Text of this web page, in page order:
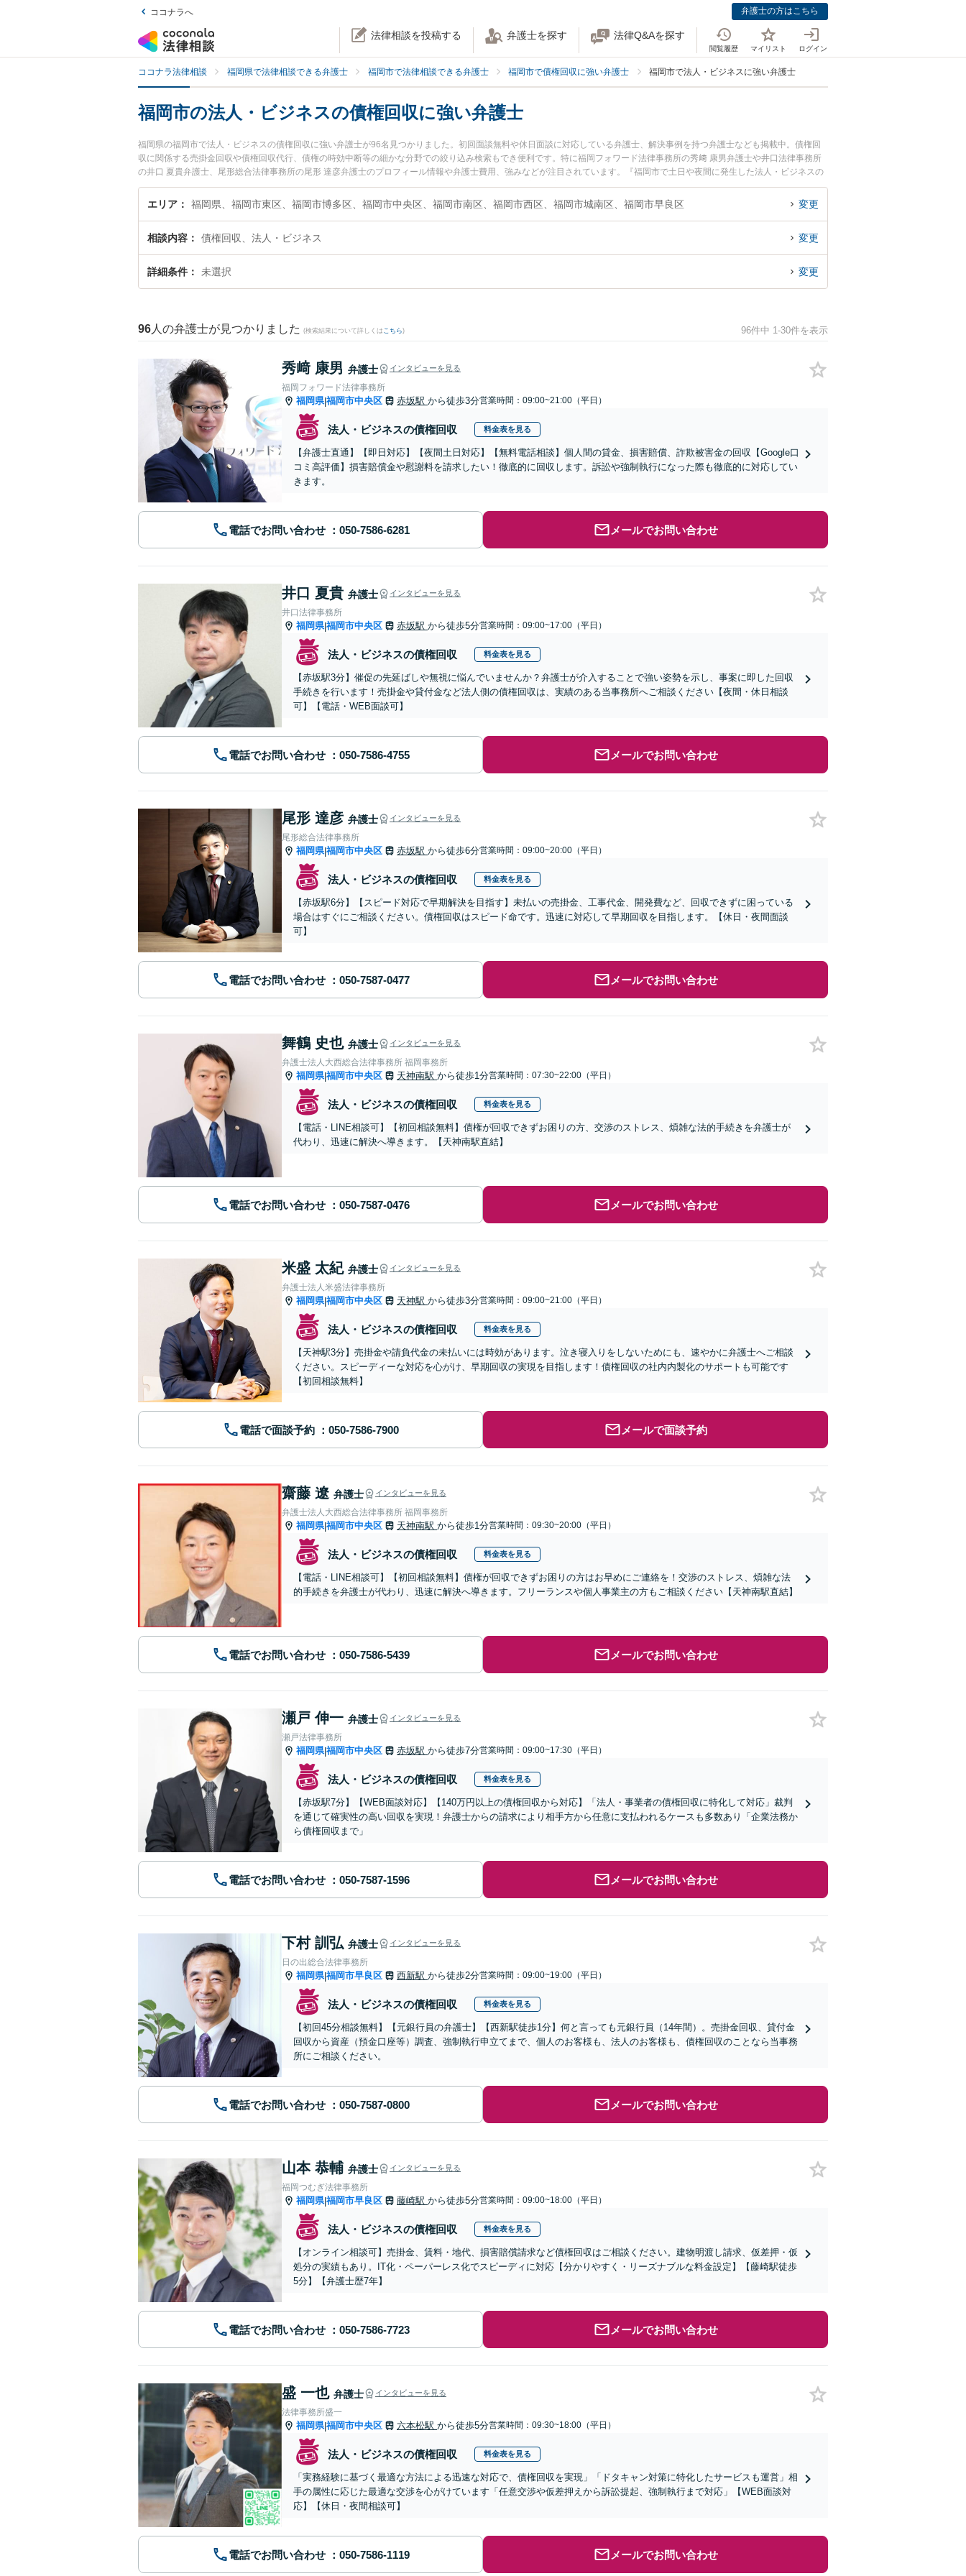
ココナラへ 弁護士の方はこちら
法律相談を投稿する 弁護士を探す 法律Q&Aを探す
閲覧履歴 マイリスト ログイン
ココナラ法律相談 福岡県で法律相談できる弁護士 福岡市で法律相談できる弁護士 福岡市で債権回収に強い弁護士 福岡市で法人・ビジネスに強い弁護士
福岡市の法人・ビジネスの債権回収に強い弁護士
福岡県の福岡市で法人・ビジネスの債権回収に強い弁護士が96名見つかりました。初回面談無料や休日面談に対応している弁護士、解決事例を持つ弁護士なども掲載中。債権回
収に関係する売掛金回収や債権回収代行、債権の時効中断等の細かな分野での絞り込み検索もでき便利です。特に福岡フォワード法律事務所の秀﨑 康男弁護士や井口法律事務所
の井口 夏貴弁護士、尾形総合法律事務所の尾形 達彦弁護士のプロフィール情報や弁護士費用、強みなどが注目されています。『福岡市で土日や夜間に発生した法人・ビジネスの
債権回収のトラブルを今すぐに弁護士に相談したい』『法人・ビジネスの債権回収のトラブル解決の実績豊富な近くの弁護士を検索したい』『初回相談無料で法人・ビジネスの債
権回収を法律相談できる福岡市内の弁護士に相談予約したい』などでお困りの相談者さんにおすすめです。
エリア 福岡県、福岡市東区、福岡市博多区、福岡市中央区、福岡市南区、福岡市西区、福岡市城南区、福岡市早良区 変更
相談内容 債権回収、法人・ビジネス 変更
詳細条件 未選択 変更
96 人の弁護士が見つかりました (検索結果について詳しくは こちら) 96件中 1-30件を表示
秀﨑 康男 弁護士 インタビューを見る
福岡フォワード法律事務所
福岡県|福岡市中央区 赤坂駅 から徒歩3分営業時間：09:00~21:00（平日）
法人・ビジネスの債権回収 料金表を見る
【弁護士直通】【即日対応】【夜間土日対応】【無料電話相談】個人間の貸金、損害賠償、詐欺被害金の回収【Google口
コミ高評価】損害賠償金や慰謝料を請求したい！徹底的に回収します。訴訟や強制執行になった際も徹底的に対応してい
きます。
電話でお問い合わせ メールでお問い合わせ
井口 夏貴 弁護士 インタビューを見る
井口法律事務所
福岡県|福岡市中央区 赤坂駅 から徒歩5分営業時間：09:00~17:00（平日）
法人・ビジネスの債権回収 料金表を見る
【赤坂駅3分】催促の先延ばしや無視に悩んでいませんか？弁護士が介入することで強い姿勢を示し、事案に即した回収
手続きを行います！売掛金や貸付金など法人側の債権回収は、実績のある当事務所へご相談ください【夜間・休日相談
可】【電話・WEB面談可】
電話でお問い合わせ メールでお問い合わせ
尾形 達彦 弁護士 インタビューを見る
尾形総合法律事務所
福岡県|福岡市中央区 赤坂駅 から徒歩6分営業時間：09:00~20:00（平日）
法人・ビジネスの債権回収 料金表を見る
【赤坂駅6分】【スピード対応で早期解決を目指す】未払いの売掛金、工事代金、開発費など、回収できずに困っている
場合はすぐにご相談ください。債権回収はスピード命です。迅速に対応して早期回収を目指します。【休日・夜間面談
可】
電話でお問い合わせ メールでお問い合わせ
舞鶴 史也 弁護士 インタビューを見る
弁護士法人大西総合法律事務所 福岡事務所
福岡県|福岡市中央区 天神南駅 から徒歩1分営業時間：07:30~22:00（平日）
法人・ビジネスの債権回収 料金表を見る
【電話・LINE相談可】【初回相談無料】債権が回収できずお困りの方、交渉のストレス、煩雑な法的手続きを弁護士が
代わり、迅速に解決へ導きます。【天神南駅直結】
電話でお問い合わせ メールでお問い合わせ
米盛 太紀 弁護士 インタビューを見る
弁護士法人米盛法律事務所
福岡県|福岡市中央区 天神駅 から徒歩3分営業時間：09:00~21:00（平日）
法人・ビジネスの債権回収 料金表を見る
【天神駅3分】売掛金や請負代金の未払いには時効があります。泣き寝入りをしないためにも、速やかに弁護士へご相談
ください。スピーディーな対応を心がけ、早期回収の実現を目指します！債権回収の社内内製化のサポートも可能です
【初回相談無料】
電話で面談予約 メールで面談予約
齋藤 遼 弁護士 インタビューを見る
弁護士法人大西総合法律事務所 福岡事務所
福岡県|福岡市中央区 天神南駅 から徒歩1分営業時間：09:30~20:00（平日）
法人・ビジネスの債権回収 料金表を見る
【電話・LINE相談可】【初回相談無料】債権が回収できずお困りの方はお早めにご連絡を！交渉のストレス、煩雑な法
的手続きを弁護士が代わり、迅速に解決へ導きます。フリーランスや個人事業主の方もご相談ください【天神南駅直結】
電話でお問い合わせ メールでお問い合わせ
瀬戸 伸一 弁護士 インタビューを見る
瀬戸法律事務所
福岡県|福岡市中央区 赤坂駅 から徒歩7分営業時間：09:00~17:30（平日）
法人・ビジネスの債権回収 料金表を見る
【赤坂駅7分】【WEB面談対応】【140万円以上の債権回収から対応】「法人・事業者の債権回収に特化して対応」裁判
を通じて確実性の高い回収を実現！弁護士からの請求により相手方から任意に支払われるケースも多数あり「企業法務か
ら債権回収まで」
電話でお問い合わせ メールでお問い合わせ
下村 訓弘 弁護士 インタビューを見る
日の出総合法律事務所
福岡県|福岡市早良区 西新駅 から徒歩2分営業時間：09:00~19:00（平日）
法人・ビジネスの債権回収 料金表を見る
【初回45分相談無料】【元銀行員の弁護士】【西新駅徒歩1分】何と言っても元銀行員（14年間）。売掛金回収、貸付金
回収から資産（預金口座等）調査、強制執行申立てまで、個人のお客様も、法人のお客様も、債権回収のことなら当事務
所にご相談ください。
電話でお問い合わせ メールでお問い合わせ
山本 恭輔 弁護士 インタビューを見る
福岡つむぎ法律事務所
福岡県|福岡市早良区 藤崎駅 から徒歩5分営業時間：09:00~18:00（平日）
法人・ビジネスの債権回収 料金表を見る
【オンライン相談可】売掛金、賃料・地代、損害賠償請求など債権回収はご相談ください。建物明渡し請求、仮差押・仮
処分の実績もあり。IT化・ペーパーレス化でスピーディに対応【分かりやすく・リーズナブルな料金設定】【藤崎駅徒歩
5分】【弁護士歴7年】
電話でお問い合わせ メールでお問い合わせ
盛 一也 弁護士 インタビューを見る
法律事務所盛一
福岡県|福岡市中央区 六本松駅 から徒歩5分営業時間：09:30~18:00（平日）
法人・ビジネスの債権回収 料金表を見る
「実務経験に基づく最適な方法による迅速な対応で、債権回収を実現」「ドタキャン対策に特化したサービスも運営」相
手の属性に応じた最適な交渉を心がけています「任意交渉や仮差押えから訴訟提起、強制執行まで対応」【WEB面談対
応】【休日・夜間相談可】
電話でお問い合わせ メールでお問い合わせ